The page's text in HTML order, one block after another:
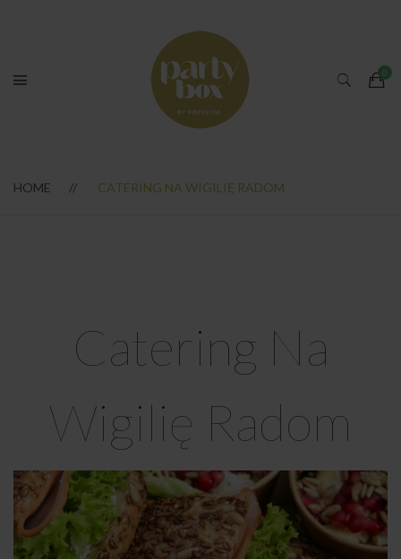
HOME CATERING NA WIGILIĘ RADOM
Catering Na
Wigilię Radom